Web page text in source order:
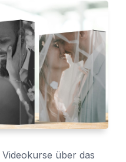
über das